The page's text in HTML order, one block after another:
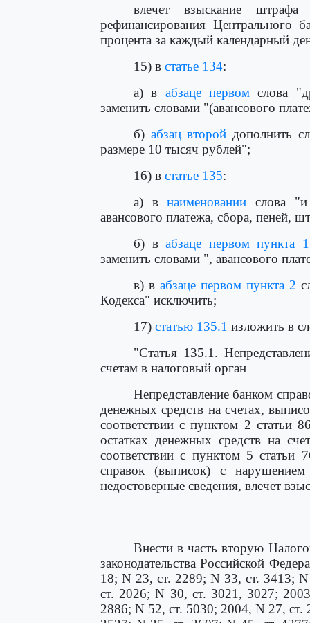
влечет взыскание штрафа
рефинансирования Центрального
процента за каждый календарный
15) в статье 134:
а) в абзаце первомслова
заменить словами "(авансового
б) абзац второй дополнить
размере 10 тысяч рублей";
16) в статье 135:
а) внаименовании слова
авансового платежа, сбора, пеней,
б) вабзаце первом пункта 1
заменить словами ", авансового
в) в абзаце первом пункта 2
Кодекса" исключить;
17) статью 135.1 изложить в
"Статья 135.1.
счетам в налоговый орган
Непредставление банком
денежных средств на счетах,
соответствии с пунктом 2 статьи
остатках денежных средств на
соответствии с пунктом 5 статьи
справок (выписок) с
недостоверные сведения, влечет
Внести в часть вторую
законодательства Российской
18; N 23, ст. 2289; N 33, ст. 3413;
ст. 2026; N 30, ст. 3021, 3027;
2886; N 52, ст. 5030; 2004, N 27,